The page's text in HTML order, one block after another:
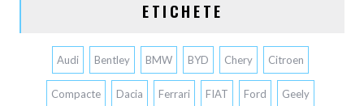
ETICHETE
Audi Bentley BMW BYD Chery Citroen
Compacte Dacia Ferrari FIAT Ford Geely